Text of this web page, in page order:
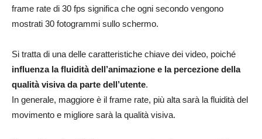
frame rate di 30 fps significa che ogni secondo vengono
mostrati 30 fotogrammi sullo schermo.
Si tratta di una delle caratteristiche chiave dei video, poiché
influenza la fluidità dell’animazione e la percezione della
qualità visiva da parte dell’utente.
In generale, maggiore è il frame rate, più alta sarà la fluidità del
movimento e migliore sarà la qualità visiva.